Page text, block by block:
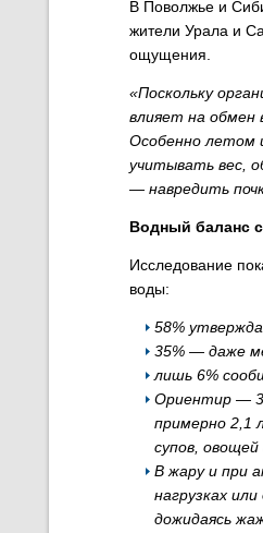
В Поволжье и
жители Урала и
ощущения.
«Поскольку
влияет на обмен
Особенно летом
учитывать вес,
— навредить
Водный баланс
Исследование
воды:
58%
35% — даже
лишь 6%
Ориентир —
примерно 2,1
супов,
В жару и при
нагрузках
дожидаясь